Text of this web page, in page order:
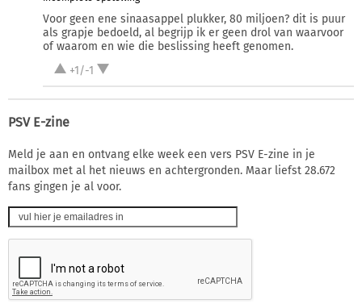
Voor geen ene sinaasappel plukker, 80 miljoen? dit is puur
als grapje bedoeld, al begrijp ik er geen drol van waarvoor
of waarom en wie die beslissing heeft genomen.
+1/-1
PSV E-zine
Meld je aan en ontvang elke week een vers PSV E-zine in je
mailbox met al het nieuws en achtergronden. Maar liefst 28.672
fans gingen je al voor.